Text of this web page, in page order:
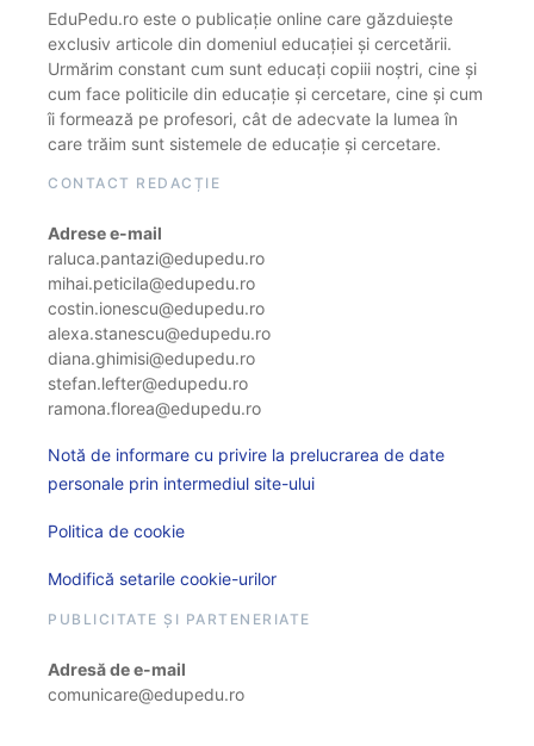
EduPedu.ro este o publicație online care găzduiește
exclusiv articole din domeniul educației și cercetării.
Urmărim constant cum sunt educați copiii noștri, cine și
cum face politicile din educație și cercetare, cine și cum
îi formează pe profesori, cât de adecvate la lumea în
care trăim sunt sistemele de educație și cercetare.
CONTACT REDACȚIE
Adrese e-mail
raluca.pantazi@edupedu.ro
mihai.peticila@edupedu.ro
costin.ionescu@edupedu.ro
alexa.stanescu@edupedu.ro
diana.ghimisi@edupedu.ro
stefan.lefter@edupedu.ro
ramona.florea@edupedu.ro
Notă de informare cu privire la prelucrarea de date
personale prin intermediul site-ului
Politica de cookie
Modifică setarile cookie-urilor
PUBLICITATE ȘI PARTENERIATE
Adresă de e-mail
comunicare@edupedu.ro